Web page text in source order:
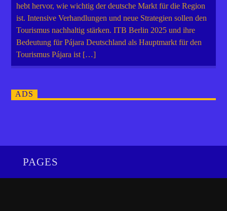
hebt hervor, wie wichtig der deutsche Markt für die Region
ist. Intensive Verhandlungen und neue Strategien sollen den
Tourismus nachhaltig stärken. ITB Berlin 2025 und ihre
Bedeutung für Pájara Deutschland als Hauptmarkt für den
Tourismus Pájara ist […]
ADS
PAGES